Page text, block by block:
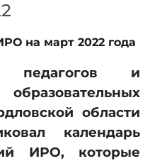
на март 2022 года
педагогов и
области
календарь
ИРО, которые